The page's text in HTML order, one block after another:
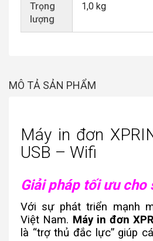
Trọng
lượng
1,0 kg
MÔ TẢ SẢN PHẨM
Máy in đơn
USB – Wifi
Giải pháp tối ưu cho
Với sự phát triển mạnh
Việt Nam. Máy in đơn
là “trợ thủ đắc lực” giúp